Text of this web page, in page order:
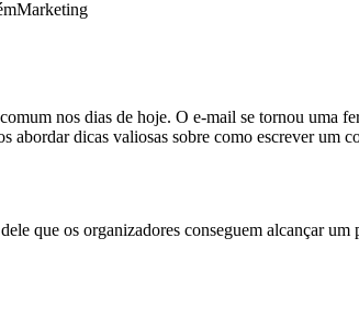
Marketing
nos dias de hoje. O e-mail se tornou uma
abordar dicas valiosas sobre como escrever um
que os organizadores conseguem alcançar